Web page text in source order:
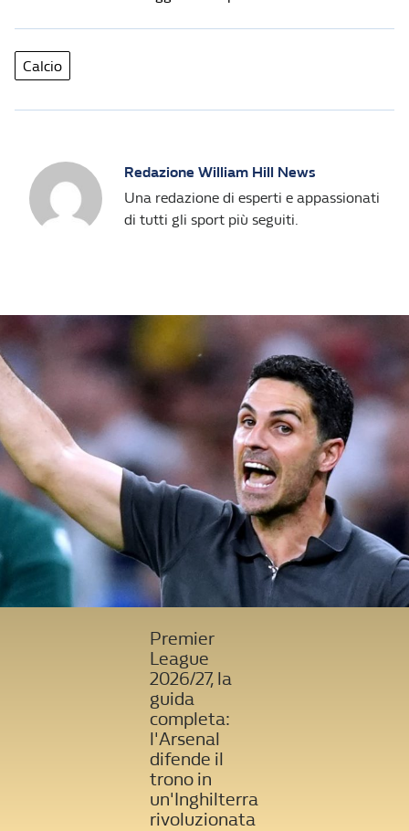
Calcio
Redazione William Hill News
Una redazione di esperti e appassionati
di tutti gli sport più seguiti.
Premier
League
2026/27, la
guida
completa:
l'Arsenal
difende il
trono in
un'Inghilterra
rivoluzionata